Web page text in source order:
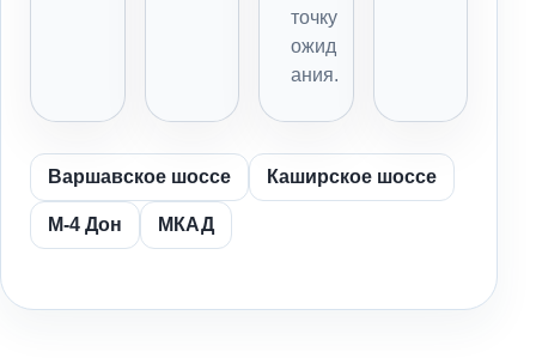
точку
ожид
ания.
Варшавское шоссе Каширское шоссе
М-4 Дон МКАД